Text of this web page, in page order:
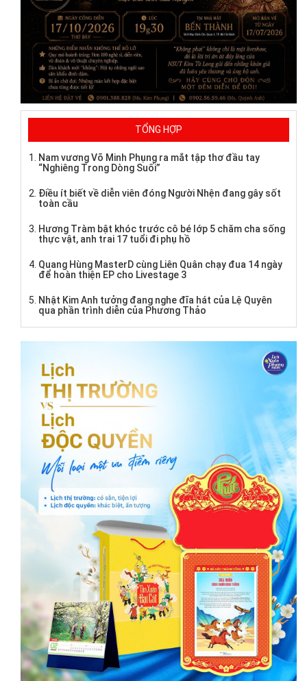
TỔNG HỢP
Nam vương Võ Minh Phụng ra mắt tập thơ đầu tay
“Nghiêng Trong Dòng Suối”
Điều ít biết về diễn viên đóng Người Nhện đang gây sốt
toàn cầu
Hương Tràm bật khóc trước cô bé lớp 5 chăm cha sống
thực vật, anh trai 17 tuổi đi phụ hồ
Quang Hùng MasterD cùng Liên Quân chạy đua 14 ngày
để hoàn thiện EP cho Livestage 3
Nhật Kim Anh tưởng đang nghe đĩa hát của Lệ Quyên
qua phần trình diễn của Phương Thảo